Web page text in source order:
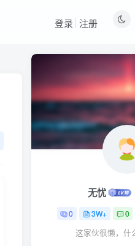
登录 注册
视
人瞬间
均可
24
（
电商
3 （
作：
程，从
14
无忧
0 3W+ 0
这家伙很懒，什